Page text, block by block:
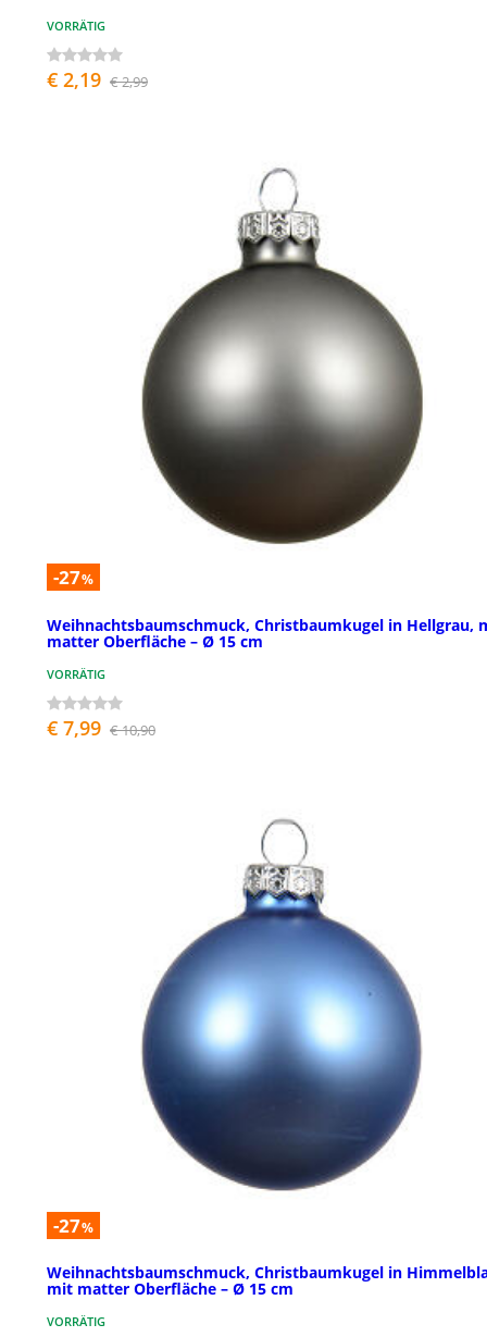
VORRÄTIG
€ 2,19 € 2,99
-27%
Weihnachtsbaumschmuck, Christbaumkugel in Hellgrau,
matter Oberfläche – Ø 15 cm
VORRÄTIG
€ 7,99 € 10,90
-27%
Weihnachtsbaumschmuck, Christbaumkugel in
mit matter Oberfläche – Ø 15 cm
VORRÄTIG